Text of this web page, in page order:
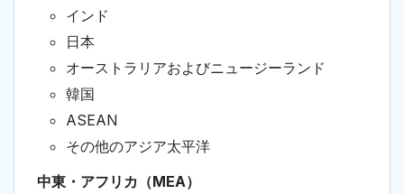
インド
日本
オーストラリアおよびニュージーランド
韓国
ASEAN
その他のアジア太平洋
中東・アフリカ（MEA）